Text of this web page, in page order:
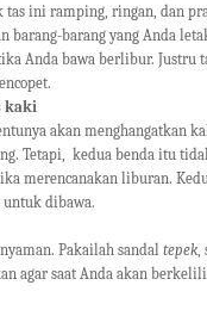
tas ini ramping, ringan, dan
barang-barang yang Anda
Anda bawa berlibur. Justru
kaki
akan menghangatkan
Tetapi, kedua benda itu
merencanakan liburan.
dibawa.
Pakailah sandal tepek
agar saat Anda akan